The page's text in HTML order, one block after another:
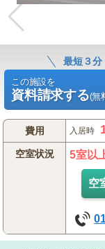
最短３分
この施設を
資料請求する(無
費用 入居時
空室状況 5室以
空